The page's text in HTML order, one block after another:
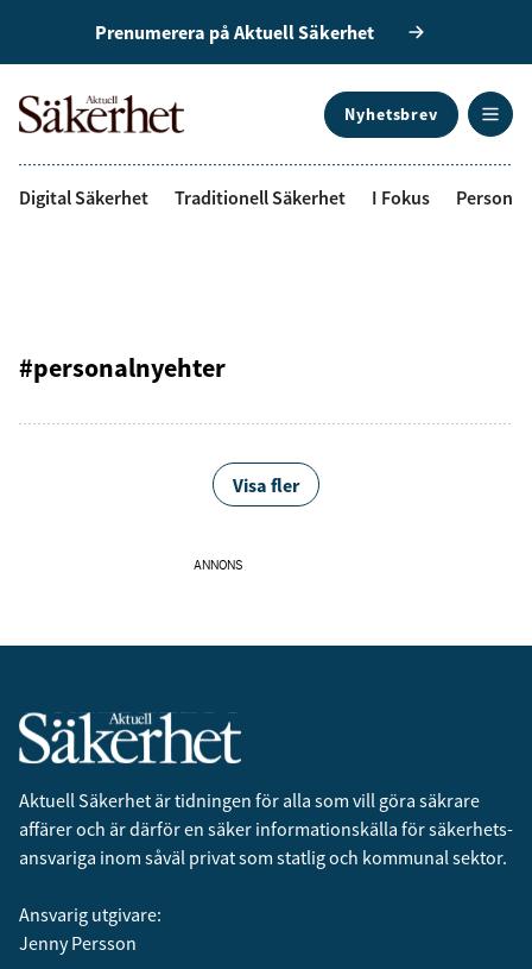
Prenumerera på Aktuell Säkerhet
Nyhetsbrev
Digital Säkerhet Traditionell Säkerhet I Fokus
#personalnyehter
Visa fler
ANNONS
Aktuell Säkerhet är tidningen för alla som vill göra säkrare
affärer och är därför en säker informationskälla för säkerhets­
ansvariga inom såväl privat som statlig och kommunal sektor.
Ansvarig utgivare:
Jenny Persson